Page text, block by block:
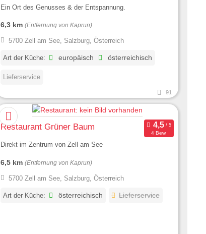
Ein Ort des Genusses & der Entspannung.
6,3 km (Entfernung von Kaprun)
5700 Zell am See, Salzburg, Österreich
Art der Küche: europäisch österreichisch
Lieferservice
91
Restaurant Grüner Baum
4 Bew.
Direkt im Zentrum von Zell am See
6,5 km (Entfernung von Kaprun)
5700 Zell am See, Salzburg, Österreich
Art der Küche: österreichisch Lieferservice